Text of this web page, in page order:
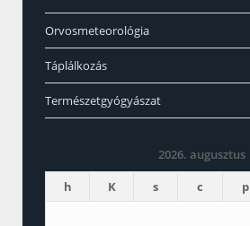
Orvosmeteorológia
Táplálkozás
Természetgyógyászat
2026. augusztus
h
K s c p